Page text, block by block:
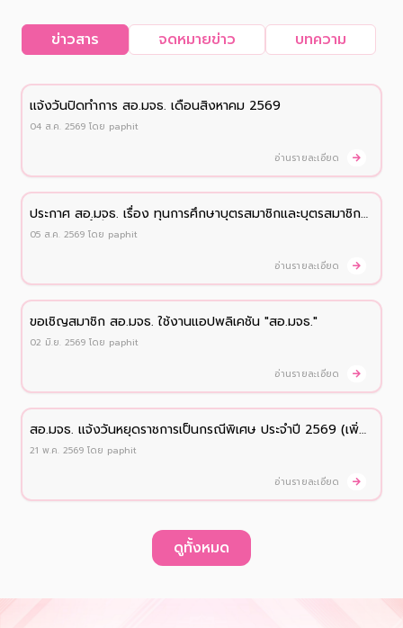
ข่าวสาร จดหมายข่าว บทความ
เเจ้งวันปิดทำการ สอ.มจธ. เดือนสิงหาคม 2569
04 ส.ค. 2569 โดย paphit
อ่านรายละเอียด
ประกาศ สอ.มจธ. เรื่อง ทุนการศึกษาบุตรสมาชิกและบุตรสมาชิก
สมทบ ประจำปี 2569
05 ส.ค. 2569 โดย paphit
อ่านรายละเอียด
ขอเชิญสมาชิก สอ.มจธ. ใช้งานแอปพลิเคชัน "สอ.มจธ."
02 มิ.ย. 2569 โดย paphit
อ่านรายละเอียด
สอ.มจธ. เเจ้งวันหยุดราชการเป็นกรณีพิเศษ ประจำปี 2569 (เพิ่ม
21 พ.ค. 2569 โดย paphit
อ่านรายละเอียด
ดูทั้งหมด